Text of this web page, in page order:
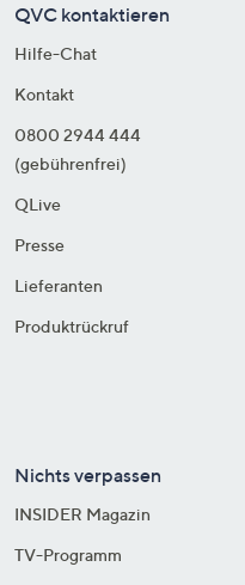
QVC kontaktieren
Hilfe-Chat
Kontakt
0800 2944 444
(gebührenfrei)
QLive
Presse
Lieferanten
Produktrückruf
Nichts verpassen
INSIDER Magazin
TV-Programm